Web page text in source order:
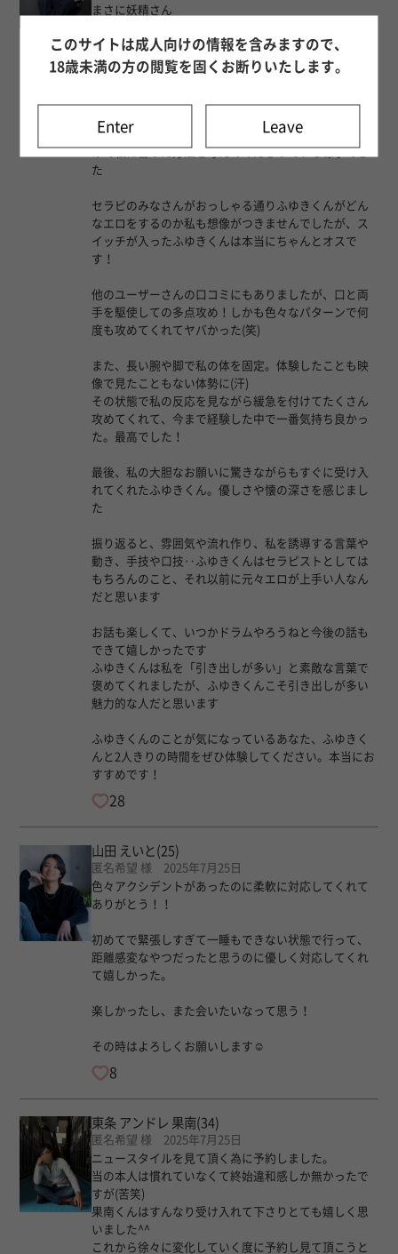
まさに妖精さん
まっすぐに見つめられて、顔から汗が吹き出しました
(笑)
ていた悩みについて丁寧に聞き取りをして、解消に向
けて私に合った方法を考えてくださっている様子でし
た
セラピのみなさんがおっしゃる通りふゆきくんがどん
なエロをするのか私も想像がつきませんでしたが、ス
イッチが入ったふゆきくんは本当にちゃんとオスで
す！
他のユーザーさんの口コミにもありましたが、口と両
手を駆使しての多点攻め！しかも色々なパターンで何
度も攻めてくれてヤバかった(笑)
また、長い腕や脚で私の体を固定。体験したことも映
像で見たこともない体勢に(汗)
その状態で私の反応を見ながら緩急を付けてたくさん
攻めてくれて、今まで経験した中で一番気持ち良かっ
た。最高でした！
最後、私の大胆なお願いに驚きながらもすぐに受け入
れてくれたふゆきくん。優しさや懐の深さを感じまし
た
振り返ると、雰囲気や流れ作り、私を誘導する言葉や
動き、手技や口技‥ふゆきくんはセラピストとしては
もちろんのこと、それ以前に元々エロが上手い人なん
だと思います
お話も楽しくて、いつかドラムやろうねと今後の話も
できて嬉しかったです
ふゆきくんは私を「引き出しが多い」と素敵な言葉で
褒めてくれましたが、ふゆきくんこそ引き出しが多い
魅力的な人だと思います
ふゆきくんのことが気になっているあなた、ふゆきく
んと2人きりの時間をぜひ体験してください。本当にお
すすめです！
28
山田 えいと (25)
匿名希望 様 2025年7月25日
色々アクシデントがあったのに柔軟に対応してくれて
ありがとう！！
初めてで緊張しすぎて一睡もできない状態で行って、
距離感変なやつだったと思うのに優しく対応してくれ
て嬉しかった。
楽しかったし、また会いたいなって思う！
その時はよろしくお願いします☺︎
8
東条 アンドレ 果南(34)
匿名希望 様 2025年7月25日
ニュースタイルを見て頂く為に予約しました。
当の本人は慣れていなくて終始違和感しか無かったで
すが(苦笑)
果南くんはすんなり受け入れて下さりとても嬉しく思
いました^^
これから徐々に変化していく度に予約し見て頂こうと
このサイトは成人向けの情報を含みますので、
18歳未満の方の閲覧を固くお断りいたします。
Enter Leave